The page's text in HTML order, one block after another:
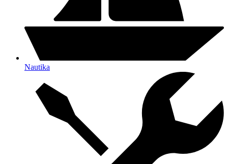
Nautika